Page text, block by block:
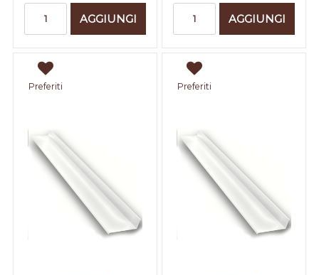
AGGIUNGI AGGIUNGI
Preferiti Preferiti